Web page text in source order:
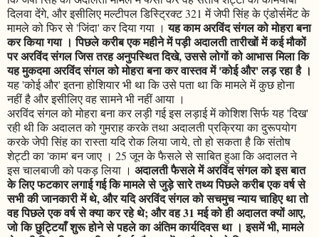
दिलवा देंगे, और इसीलिए मल्टीपल डिस्ट्रिक्ट 321 में जेपी सिंह के एंडोर्समेंट के
मामले को फिर से 'जिंदा' कर दिया गया ।यह काम अरविंद संगल को मोहरा बना
कर किया गया । पिछले करीब एक महीने में पड़ी अदालती तारीखों में कई मौकों
पर अरविंद संगल जिस तरह अनुपस्थित दिखे, उससे लोगों को आभास मिला कि
यह मुकदमा अरविंद संगल को मोहरा बना कर वास्तव में 'कोई और' लड़ रहा है ।
यह 'कोई और' इतना होशियार भी था कि उसे पता था कि मामले में कुछ होना
नहीं है और इसीलिए वह सामने भी नहीं आया ।
अरविंद संगल को मोहरा बना कर लड़ी गई इस लड़ाई में कोशिश सिर्फ यह 'दिख'
रही थी कि अदालत को गुमराह करके तथा अदालती प्रक्रिया का दुरूपयोग
करके जेपी सिंह का रास्ता यदि रोक लिया जाये, तो हो सकता है कि संतोष
शेट्टी का 'काम' बन जाए । 25 जून के फैसले से साबित हुआ कि अदालत ने
इस चालबाजी को पकड़ लिया । अदालती फैसले में अरविंद संगल को इस बात
के लिए फटकार लगाई गई कि मामले से जुड़े सारे तथ्य पिछले करीब एक वर्ष से
सभी की जानकारी में थे, और यदि अरविंद संगल को सचमुच न्याय चाहिए था तो
वह पिछले एक वर्ष से क्या कर रहे थे; और वह 31 मई को ही अदालत क्यों आए,
जो कि छुट्टियाँ शुरू होने से पहले का अंतिम कार्यदिवस था । इसमें भी, मामले